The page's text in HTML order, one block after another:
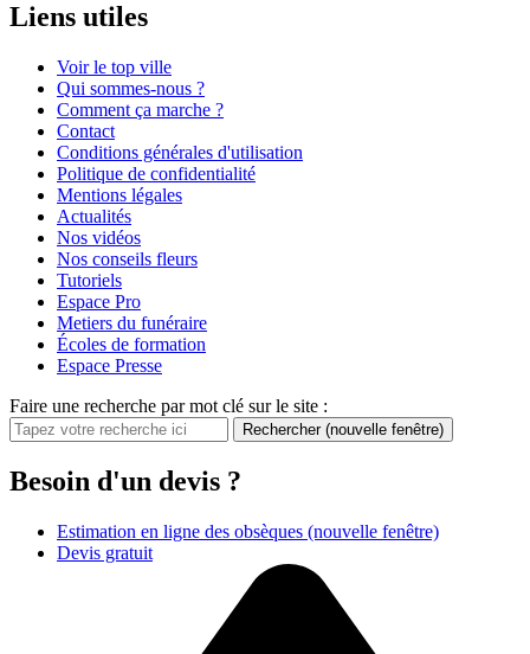
Liens utiles
Voir le top ville
Qui sommes-nous ?
Comment ça marche ?
Contact
Conditions générales d'utilisation
Politique de confidentialité
Mentions légales
Actualités
Nos vidéos
Nos conseils fleurs
Tutoriels
Espace Pro
Metiers du funéraire
Écoles de formation
Espace Presse
Faire une recherche par mot clé sur le site :
Rechercher (nouvelle fenêtre)
Besoin d'un devis ?
Estimation en ligne des obsèques (nouvelle fenêtre)
Devis gratuit